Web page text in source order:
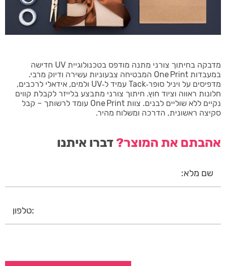
מדבקה בחיתוך צורני מתנה מודפס בטכנולוגיית UV חדישה
במעבדות One Print המבטיחה צבעוניות עשירה ודיוק מרבי.
מדפיסים על ויניל סופר‑Tack עמיד ל‑UV ולמים, אידאלי לרכבים,
חלונות ראווה וציוד חוץ. חיתוך צורני מתבצע בלייזר לקבלת קווים
נקיים ללא שוליים לבנים. צוות One Print עומד לרשותך – קבל
סקיצה ראשונית, הדרכה ומשלוח מהיר.
אהבתם את המוצר?דברו איתנו